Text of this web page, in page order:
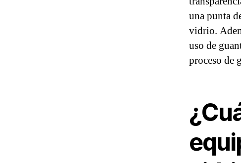
una punta
vidrio.
uso de
proceso de